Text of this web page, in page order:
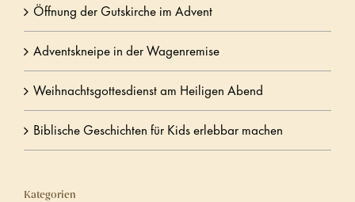
Öffnung der Gutskirche im Advent
Adventskneipe in der Wagenremise
Weihnachtsgottesdienst am Heiligen Abend
Biblische Geschichten für Kids erlebbar machen
Kategorien